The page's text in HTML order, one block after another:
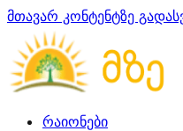
მთავარ კონტენტზე
რაიონები